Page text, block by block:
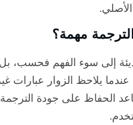
مهمة؟
إلى سوء الفهم فحسب،
يلاحظ الزوار عبارات
الحفاظ على جودة